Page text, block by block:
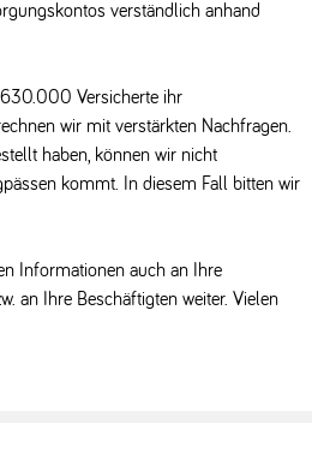
verständlich anhand
Versicherte ihr
wir mit verstärkten Nachfragen.
haben, können wir nicht
kommt. In diesem Fall bitten wir
Informationen auch an Ihre
an Ihre Beschäftigten weiter. Vielen